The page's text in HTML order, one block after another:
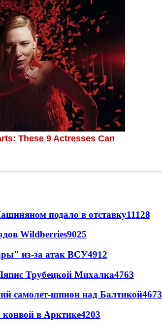
подало в отставку11128
Wildberries9025
из-за атак ВСУ4912
Трубецкой Михалка4763
самолет-шпион над Балтикой4673
конвой в Арктике4203